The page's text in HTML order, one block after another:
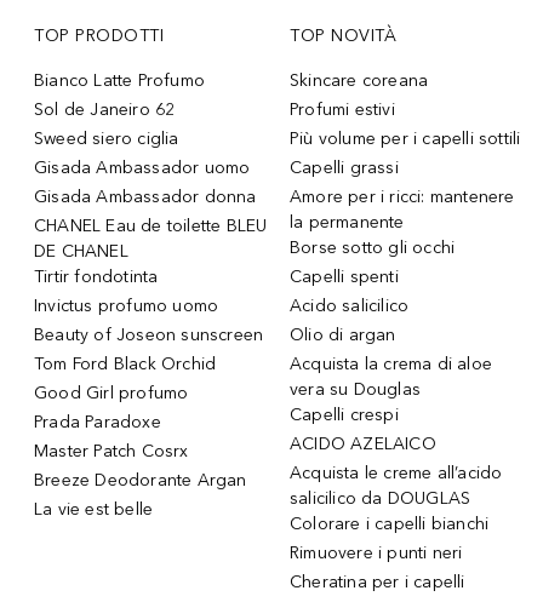
TOP PRODOTTI
Bianco Latte Profumo
Sol de Janeiro 62
Sweed siero ciglia
Gisada Ambassador uomo
Gisada Ambassador donna
CHANEL Eau de toilette BLEU
DE CHANEL
Tirtir fondotinta
Invictus profumo uomo
Beauty of Joseon sunscreen
Tom Ford Black Orchid
Good Girl profumo
Prada Paradoxe
Master Patch Cosrx
Breeze Deodorante Argan
La vie est belle
TOP NOVITÀ
Skincare coreana
Profumi estivi
Più volume per i capelli sottili
Capelli grassi
Amore per i ricci: mantenere
la permanente
Borse sotto gli occhi
Capelli spenti
Acido salicilico
Olio di argan
Acquista la crema di aloe
vera su Douglas
Capelli crespi
ACIDO AZELAICO
Acquista le creme all’acido
salicilico da DOUGLAS
Colorare i capelli bianchi
Rimuovere i punti neri
Cheratina per i capelli